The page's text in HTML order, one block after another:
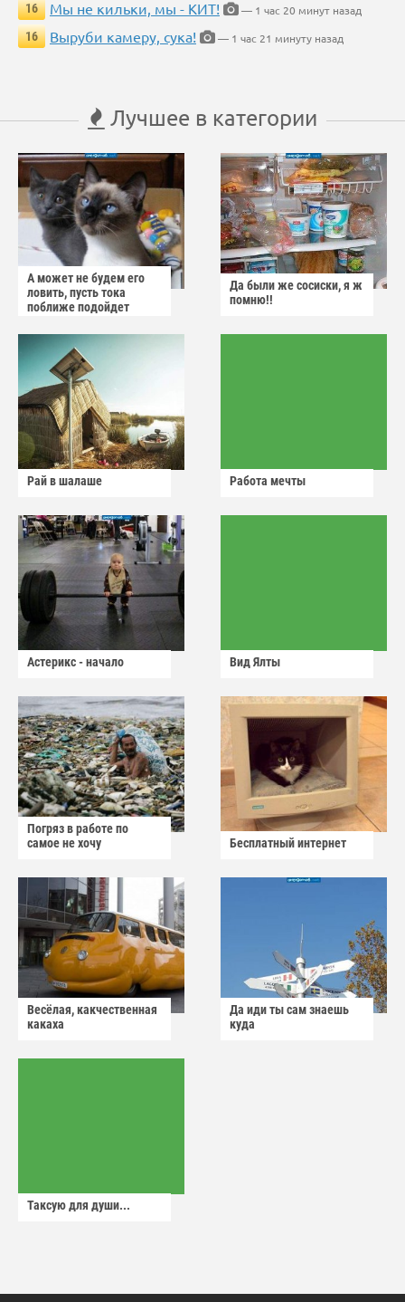
16
Мы не кильки, мы - КИТ!
— 1 час 20 минут назад
16
Выруби камеру, сука! — 1 час 21 минуту назад
Лучшее в категории
А может не будем его
ловить, пусть тока
поближе подойдет
Да были же сосиски, я ж
помню!!
Рай в шалаше Работа мечты
Астерикс - начало Вид Ялты
Погряз в работе по
самое не хочу
Бесплатный интернет
Весёлая, какчественная
какаха
Да иди ты сам знаешь
куда
Таксую для души...